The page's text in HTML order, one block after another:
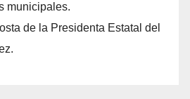
municipales.
de la Presidenta Estatal del